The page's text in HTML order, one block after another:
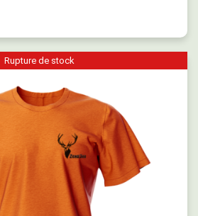
Rupture de stock